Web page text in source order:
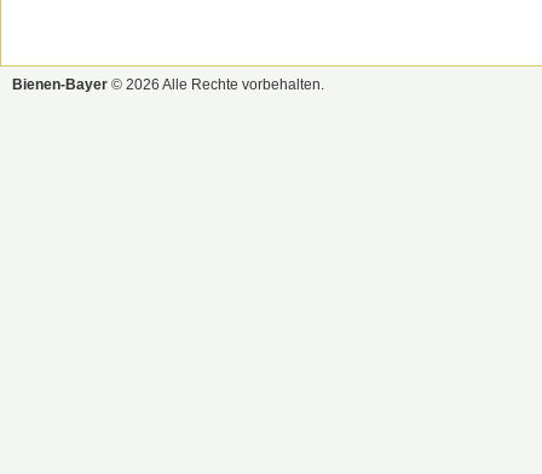
Bienen-Bayer © 2026 Alle Rechte vorbehalten.